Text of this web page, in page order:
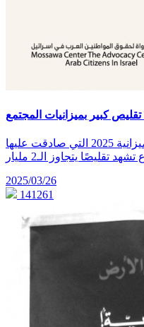
وفق رصد مركز مساواة، فإن ميزانية 2025 التي صادقت عليها
تقليصًا يتجاوز الـ2 مليار
2025/03/26
141261